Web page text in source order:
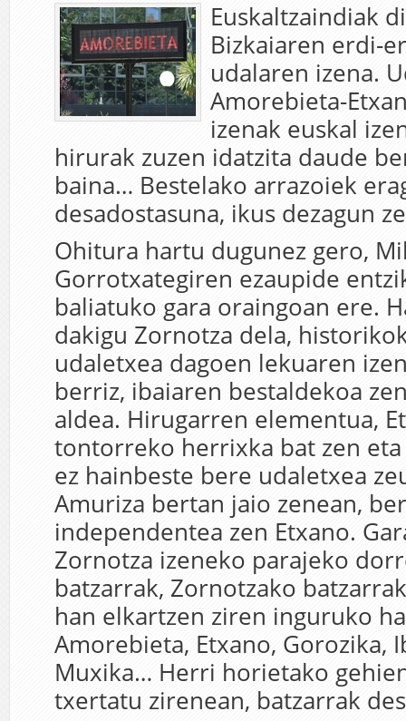
Euskaltzaindiak
Bizkaiaren erdi-
udalaren izena.
Amorebieta-
izenak euskal
hirurak zuzen idatzita daude
baina… Bestelako arrazoiek
desadostasuna, ikus dezagun
Ohitura hartu dugunez gero,
Gorrotxategiren ezaupide
baliatuko gara oraingoan ere.
dakigu Zornotza dela,
udaletxea dagoen lekuaren
berriz, ibaiaren bestaldekoa
aldea. Hirugarren elementua,
tontorreko herrixka bat zen
ez hainbeste bere udaletxea
Amuriza bertan jaio zenean,
independentea zen Etxano.
Zornotza izeneko parajeko
batzarrak, Zornotzako
han elkartzen ziren inguruko
Amorebieta, Etxano, Gorozika,
Muxika… Herri horietako
txertatu zirenean, batzarrak